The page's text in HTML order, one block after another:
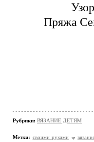
Пряжа
Рубрики: ВЯЗАНИЕ ДЕТЯМ
Метки: своими руками